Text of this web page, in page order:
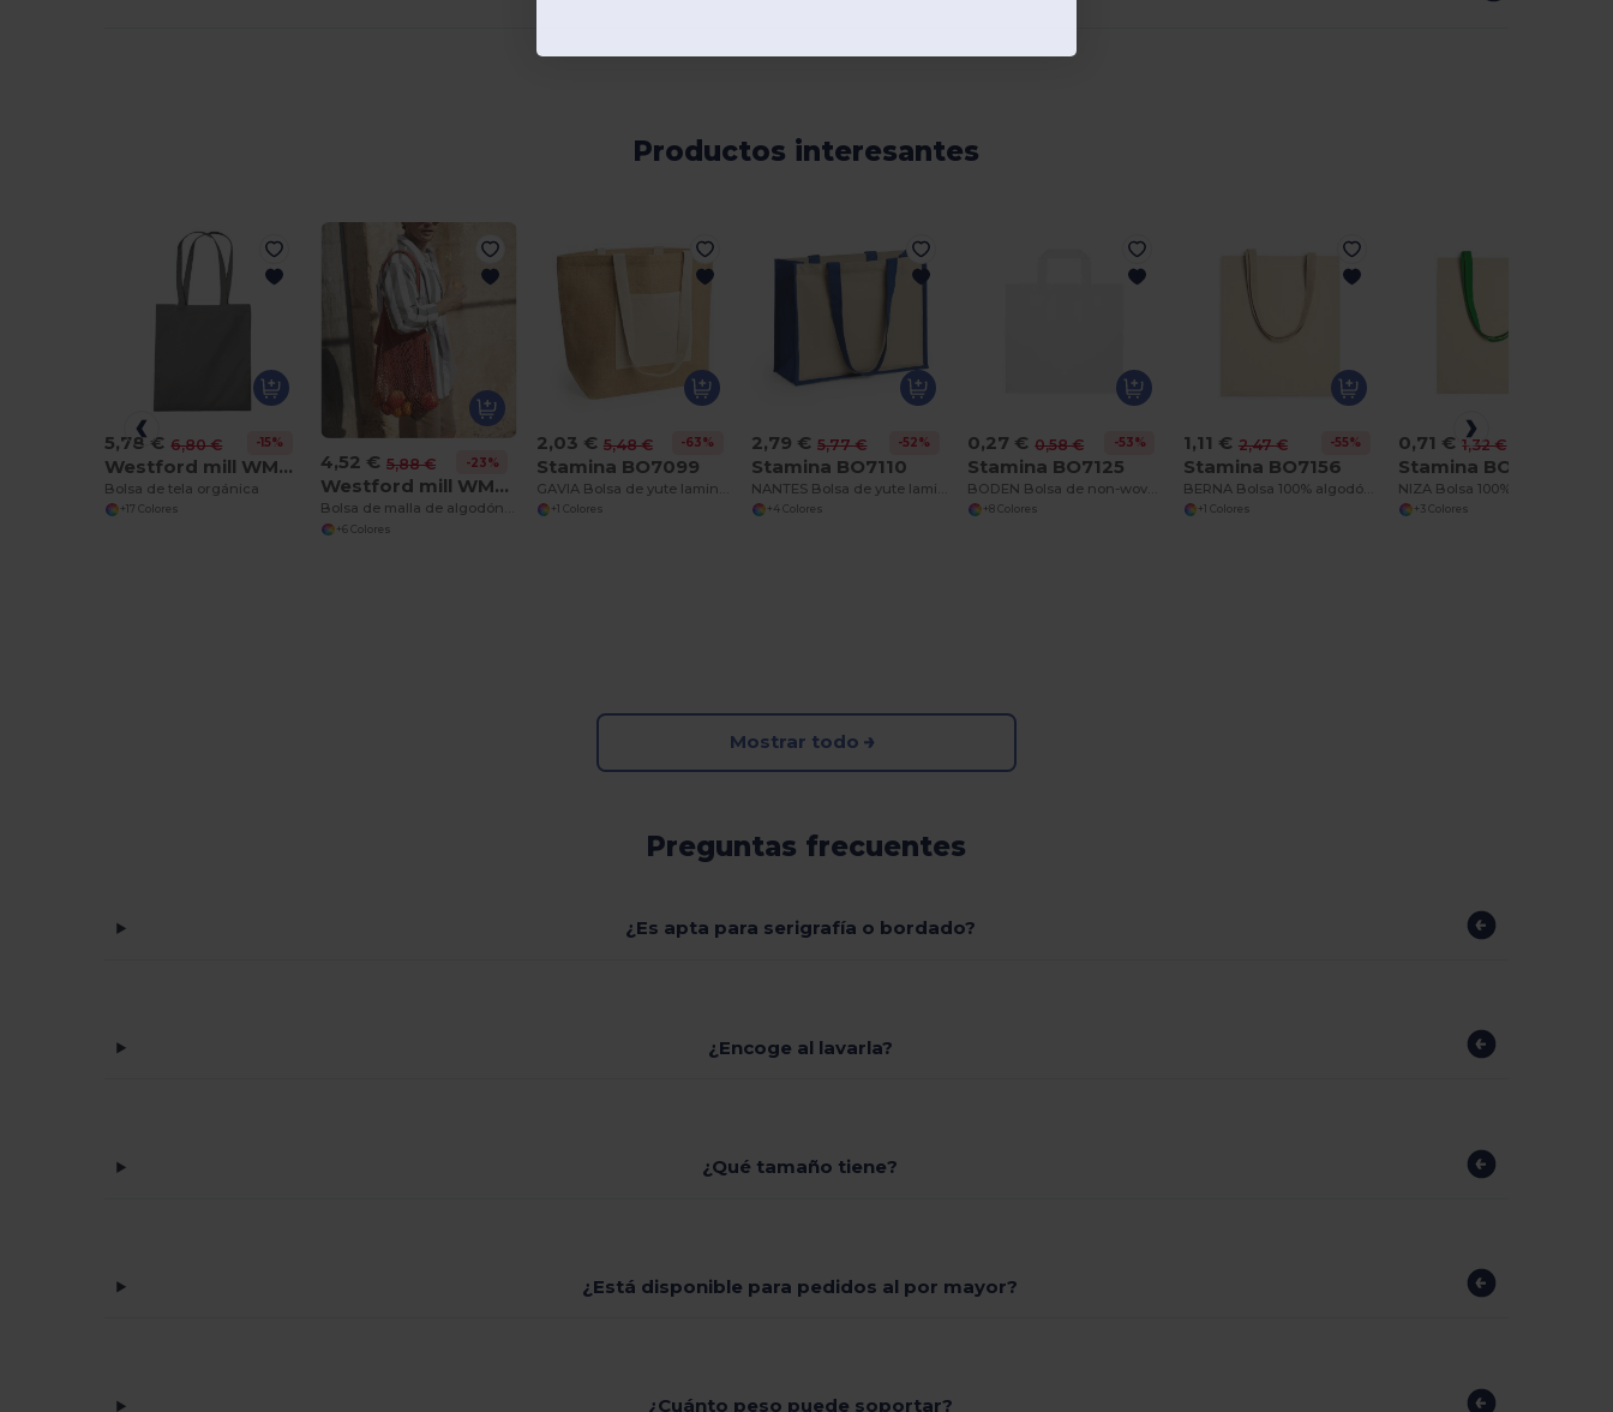
Productos interesantes
5,78 € 6,80 € -15%
Westford mill WM801
Bolsa de tela orgánica
+17 Colores
4,52 € 5,88 € -23%
Westford mill WM150
+6 Colores
2,03 € 5,48 € -63%
Stamina BO7099
+1 Colores
2,79 € 5,77 € -52%
Stamina BO7110
+4 Colores
0,27 € 0,58 € -53%
Stamina BO7125
+8 Colores
1,11 € 2,47 € -55%
Stamina BO7156
BERNA Bolsa 100% algodón orgánico de 120 g/m² con asas largas reforzadas de 70 cm
+1 Colores
0,71 € 1,32 €
Stamina BO7160
+3 Colores
Mostrar todo
Preguntas frecuentes
¿Es apta para serigrafía o bordado?
¿Encoge al lavarla?
¿Qué tamaño tiene?
¿Está disponible para pedidos al por mayor?
¿Cuánto peso puede soportar?